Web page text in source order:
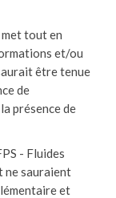
met tout en
et/ou
être tenue
de
présence de
- Fluides
ne sauraient
et